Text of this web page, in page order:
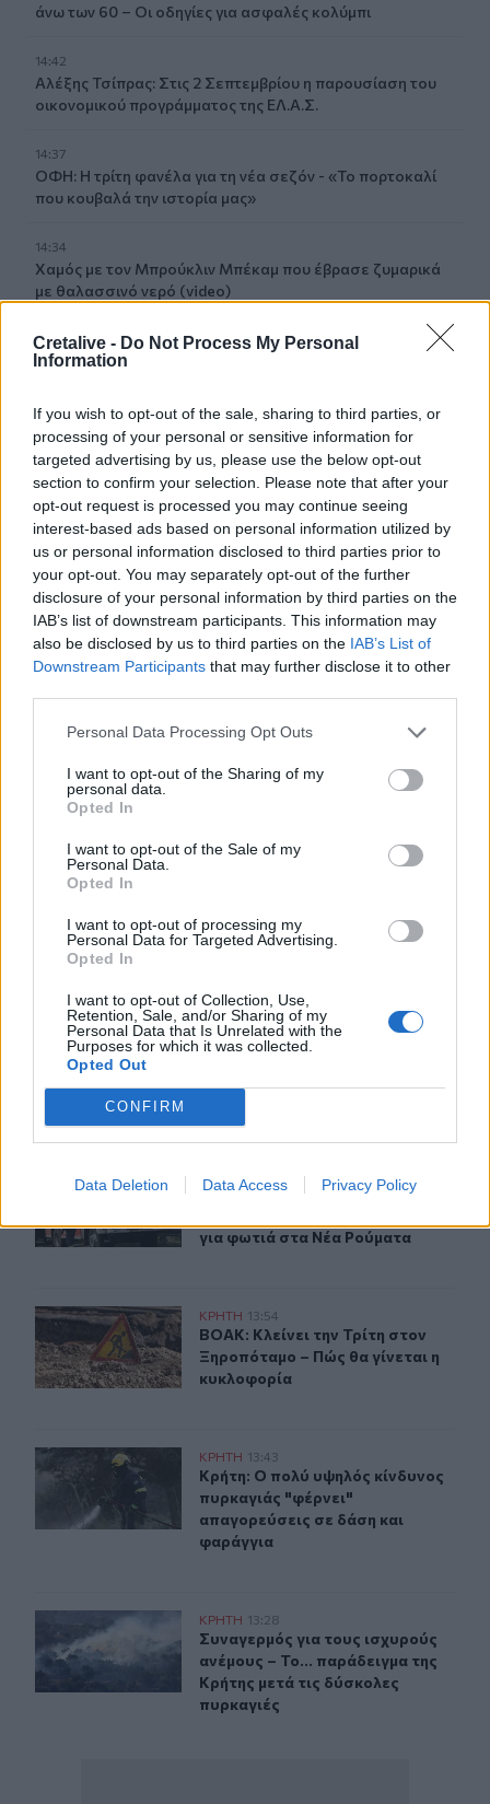
Cretalive - Do Not Process My Personal
Information
If you wish to opt-out of the sale, sharing to third parties, or
processing of your personal or sensitive information for
targeted advertising by us, please use the below opt-out
section to confirm your selection. Please note that after your
opt-out request is processed you may continue seeing
interest-based ads based on personal information utilized by
us or personal information disclosed to third parties prior to
your opt-out. You may separately opt-out of the further
disclosure of your personal information by third parties on the
IAB’s list of downstream participants. This information may
also be disclosed by us to third parties on the IAB’s List of
Downstream Participants that may further disclose it to other
Personal Data Processing Opt Outs
I want to opt-out of the Sharing of my
personal data.
Opted In
I want to opt-out of the Sale of my
Personal Data.
Opted In
I want to opt-out of processing my
Personal Data for Targeted Advertising.
Opted In
I want to opt-out of Collection, Use,
Retention, Sale, and/or Sharing of my
Personal Data that Is Unrelated with the
Purposes for which it was collected.
Opted Out
CONFIRM
Data Deletion Data Access Privacy Policy
άνω των 60 – Οι οδηγίες για ασφαλές κολύμπι
14:42
Αλέξης Τσίπρας: Στις 2 Σεπτεμβρίου η παρουσίαση του
οικονομικού προγράμματος της ΕΛ.Α.Σ.
14:37
ΟΦΗ: Η τρίτη φανέλα για τη νέα σεζόν - «Το πορτοκαλί
που κουβαλά την ιστορία μας»
14:34
Χαμός με τον Μπρούκλιν Μπέκαμ που έβρασε ζυμαρικά
με θαλασσινό νερό (video)
14:26
Καλοκαίρι και αλλεργίες: Πότε απαιτείται προσοχή και
14:23
ΟΦΗ: Φουλάρει για sold out στο Σούπερ Καπ με την ΑΕΚ!
14:12
Φρουροί της Επανάστασης: Το άνοιγμα των Στενών του
Ορμούζ δεν σχετίζεται με τις διαπραγματεύσεις
Τεχεράνης - Ομάν
ΠΕΡΙΣΣΟΤΕΡΑ
ΣΧΕΤΙΚA AΡΘΡΑ
«Του χρόνου σχεδιάζουμε να επιστρέψουμε στην
ΚΡΗΤΗ 15:40
«Του χρόνου σχεδιάζουμε να
«Του χρόνου σχεδιάζουμε να
Ρέθυμνο
Συναγερμός για άνδρα περιπατητή που ζήτησε τις
ΚΡΗΤΗ 15:29
Συναγερμός για άνδρα
Συναγερμός για άνδρα
περιπατητή που ζήτησε τις
φαράγγι του Τράφουλα
Άμεση κι αποτελεσματική επέμβαση της
Άμεση κι αποτελεσματική
Άμεση κι αποτελεσματική
για φωτιά στα Νέα Ρούματα
ΒΟΑΚ: Κλείνει την Τρίτη στον Ξηροπόταμο – Πώς θα
ΚΡΗΤΗ 13:54
ΒΟΑΚ: Κλείνει την Τρίτη στον
ΒΟΑΚ: Κλείνει την Τρίτη στον
Ξηροπόταμο – Πώς θα γίνεται η
κυκλοφορία
Κρήτη: Ο πολύ υψηλός κίνδυνος πυρκαγιάς "φέρνει"
ΚΡΗΤΗ 13:43
Κρήτη: Ο πολύ υψηλός κίνδυνος
Κρήτη: Ο πολύ υψηλός κίνδυνος
πυρκαγιάς "φέρνει"
απαγορεύσεις σε δάση και
φαράγγια
Συναγερμός για τους ισχυρούς ανέμους – Το...
ΚΡΗΤΗ 13:28
Συναγερμός για τους ισχυρούς
Συναγερμός για τους ισχυρούς
ανέμους – Το... παράδειγμα της
Κρήτης μετά τις δύσκολες
πυρκαγιές